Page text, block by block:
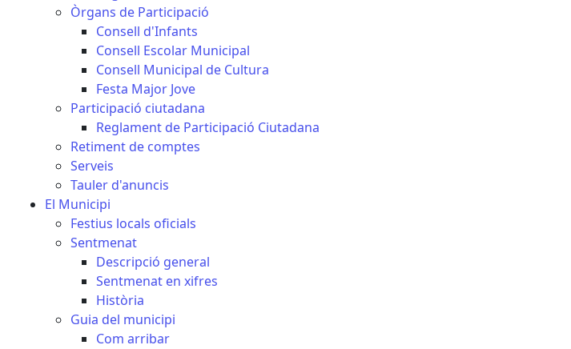
Òrgans de Participació
Consell d'Infants
Consell Escolar Municipal
Consell Municipal de Cultura
Festa Major Jove
Participació ciutadana
Reglament de Participació Ciutadana
Retiment de comptes
Serveis
Tauler d'anuncis
El Municipi
Festius locals oficials
Sentmenat
Descripció general
Sentmenat en xifres
Història
Guia del municipi
Com arribar